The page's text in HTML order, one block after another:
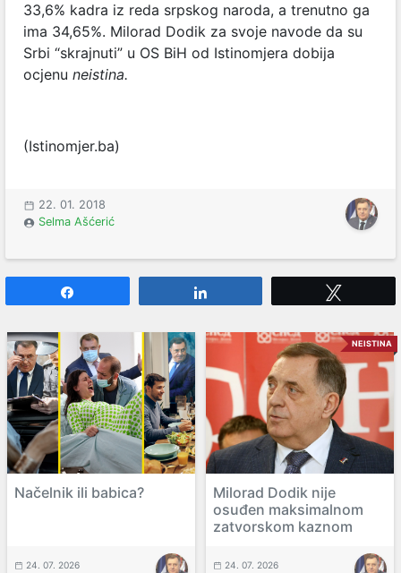
33,6% kadra iz reda srpskog naroda, a trenutno ga
ima 34,65%. Milorad Dodik za svoje navode da su
Srbi “skrajnuti” u OS BiH od Istinomjera dobija
ocjenu neistina.
(Istinomjer.ba)
22. 01. 2018
Selma Ašćerić
Načelnik ili babica?
24. 07. 2026
NEISTINA
Milorad Dodik nije
osuđen maksimalnom
zatvorskom kaznom
24. 07. 2026